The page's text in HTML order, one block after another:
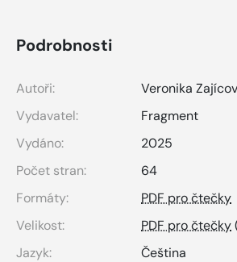
Podrobnosti
Autoři:
Veronika
Vydavatel:
Fragment
Vydáno:
2025
Počet stran:
64
Formáty:
PDF pro čtečky
Velikost:
PDF pro čtečky
Jazyk:
Čeština